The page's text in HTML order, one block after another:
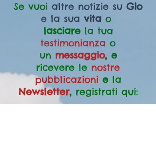
Se vuoi altre notizie su Gio
e la sua vita o
lasciare la tua
testimonianza o
un messaggio, e
ricevere le nostre
pubblicazioni e la
Newsletter, registrati qui: